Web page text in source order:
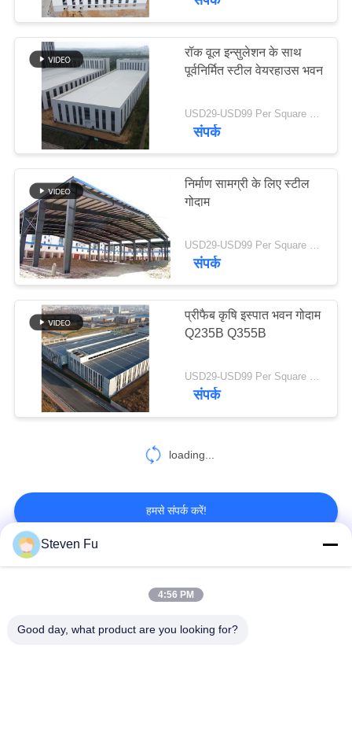
रॉक वूल इन्सुलेशन के साथ
पूर्वनिर्मित स्टील वेयरहाउस भवन
संपर्क
निर्माण सामग्री के लिए स्टील
गोदाम
USD29-USD99 Per Square Meter MOQ:300 वर्ग मीटर
संपर्क
प्रीफैब कृषि इस्पात भवन गोदाम
Q235B Q355B
USD29-USD99 Per Square Meter MOQ:500 वर्ग मीटर
संपर्क
loading...
हमसे संपर्क करें!
लोकप्रिय श्रेणियां
इस्पात संरचना गोदाम इस्पात संरचना कार्यशाला
Steven Fu
4:56 PM
Good day, what product are you looking for?